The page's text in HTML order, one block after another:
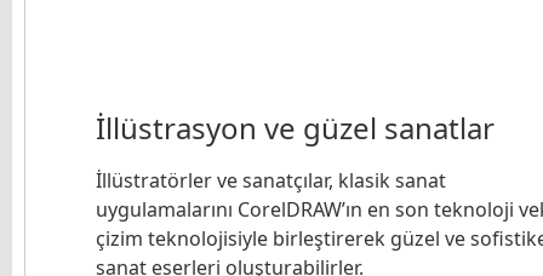
İllüstrasyon ve güzel sanatlar
İllüstratörler ve sanatçılar, klasik sanat
uygulamalarını CorelDRAW’ın en son teknoloji
çizim teknolojisiyle birleştirerek güzel ve
sanat eserleri oluşturabilirler.